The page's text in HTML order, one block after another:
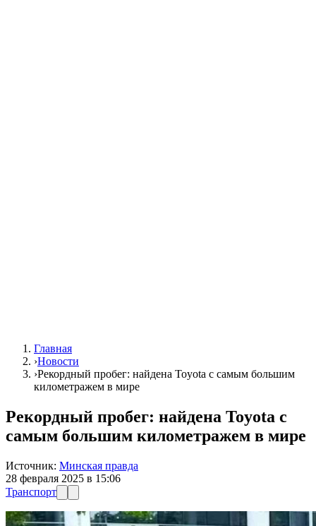
Главная
›Новости
›Рекордный пробег: найдена Toyota с самым большим
километражем в мире
Рекордный пробег: найдена Toyota с
самым большим километражем в мире
Источник: Минская правда
28 февраля 2025 в 15:06
Транспорт